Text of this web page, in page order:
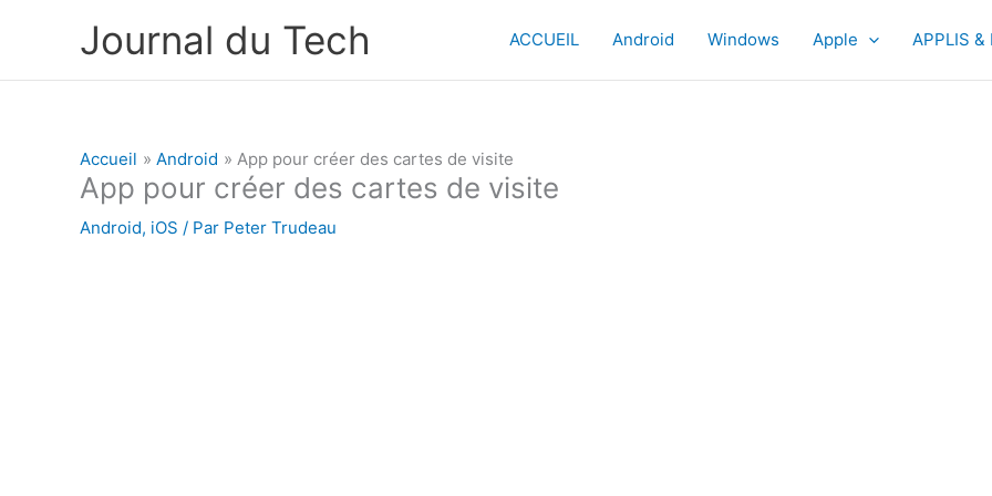
Journal du Tech ACCUEIL Android Windows Apple APPLIS &
Accueil Android App pour créer des cartes de visite
App pour créer des cartes de visite
Android, iOS / Par Peter Trudeau